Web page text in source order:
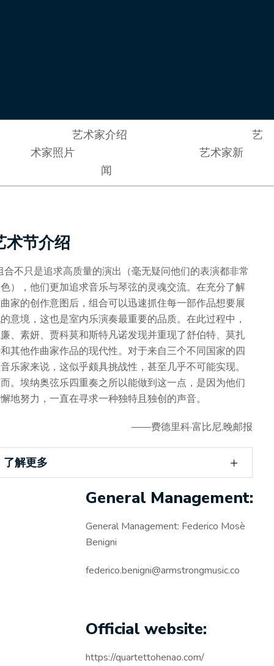
艺术家介绍
艺
术家照片
艺术家新
闻
术节介绍
合不只是追求高质量的演出（毫无疑问他们的表演都非常
），他们更加追求音乐与琴弦的灵魂交流。在充分了解
家的创作意图后，组合可以迅速抓住每一部作品想要展
意境，这也是室内乐演奏最重要的品质。在此过程中，
、素妍、贾科莫和斯特凡诺发现并重现了舒伯特、莫扎
其他作曲家作品的现代性。对于来自三个不同国家的四
乐家来说，这似乎颇具挑战性，甚至几乎不可能实现。
。埃纳奥弦乐四重奏之所以能做到这一点，是因为他们
地努力，一直在寻求一种独特且独创的声音。
——费德里科·富比尼,晚邮报
了解更多
General Management:
General Management: Federico Mosè
Benigni
federico.benigni@armstrongmusic.co
Official website:
https://quartettohenao.com/